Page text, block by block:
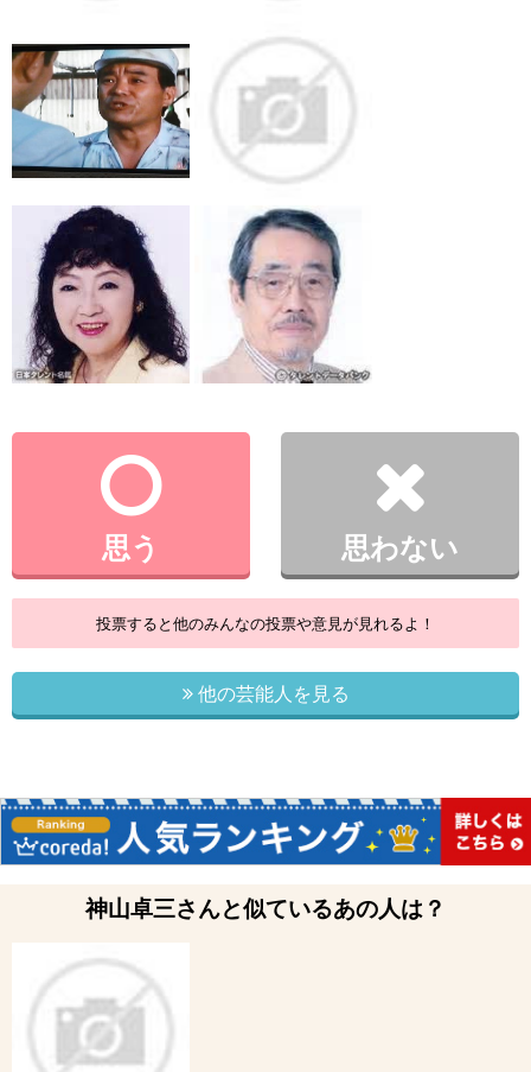
思う 思わない
投票すると他のみんなの投票や意見が見れるよ！
他の芸能人を見る
神山卓三さんと似ているあの人は？